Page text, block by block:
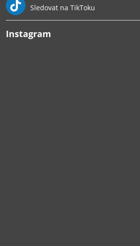
Sledovat na TikToku
Instagram